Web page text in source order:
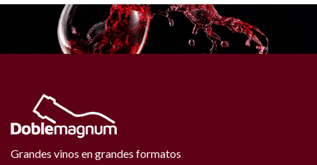
Grandes vinos en grandes formatos